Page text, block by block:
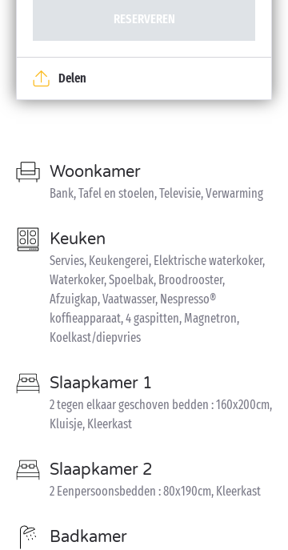
RESERVEREN
Delen
Woonkamer
Bank, Tafel en stoelen, Televisie, Verwarming
Keuken
Servies, Keukengerei, Elektrische waterkoker,
Waterkoker, Spoelbak, Broodrooster,
Afzuigkap, Vaatwasser, Nespresso®
koffieapparaat, 4 gaspitten, Magnetron,
Koelkast/diepvries
Slaapkamer 1
2 tegen elkaar geschoven bedden : 160x200cm,
Kluisje, Kleerkast
Slaapkamer 2
2 Eenpersoonsbedden : 80x190cm, Kleerkast
Badkamer